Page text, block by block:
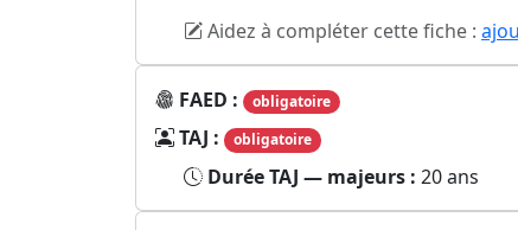
Aidez à compléter cette fiche :
FAED : obligatoire
TAJ : obligatoire
Durée TAJ — majeurs : 20 ans